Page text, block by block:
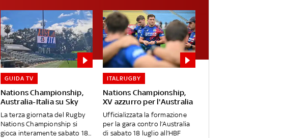
Nations Championship,
Australia-Italia su Sky
GUIDA TV
La terza giornata del Rugby
Nations Championship si
gioca interamente sabato 18...
Nations Championship,
XV azzurro per l'Australia
ITALRUGBY
Ufficializzata la formazione
per la gara contro l’Australia
di sabato 18 luglio all’HBF